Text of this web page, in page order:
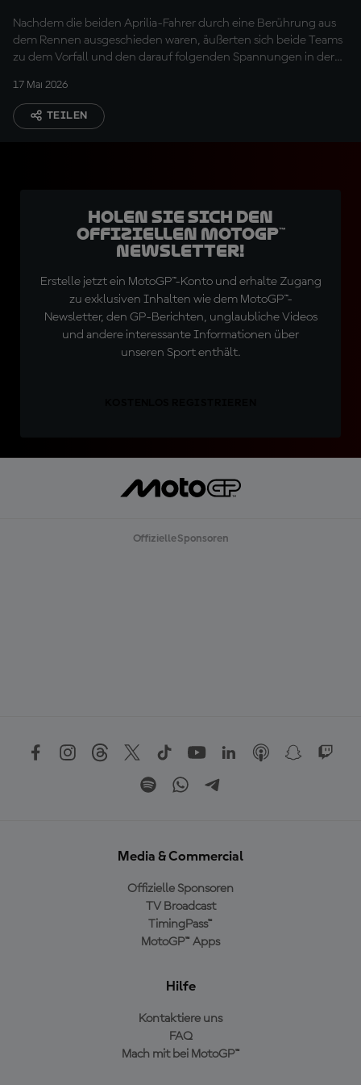
Fernandez
Nachdem die beiden Aprilia-Fahrer durch eine Berührung aus
dem Rennen ausgeschieden waren, äußerten sich beide Teams
zu dem Vorfall und den darauf folgenden Spannungen in der
17 Mai 2026
TEILEN
Holen Sie sich den
offiziellen MotoGP™
Newsletter!
Erstelle jetzt ein MotoGP™-Konto und erhalte Zugang
zu exklusiven Inhalten wie dem MotoGP™-
Newsletter, den GP-Berichten, unglaubliche Videos
und andere interessante Informationen über
unseren Sport enthält.
Offizielle Sponsoren
Media & Commercial
Offizielle Sponsoren
TV Broadcast
TimingPass™
MotoGP™ Apps
Hilfe
Kontaktiere uns
FAQ
Mach mit bei MotoGP™